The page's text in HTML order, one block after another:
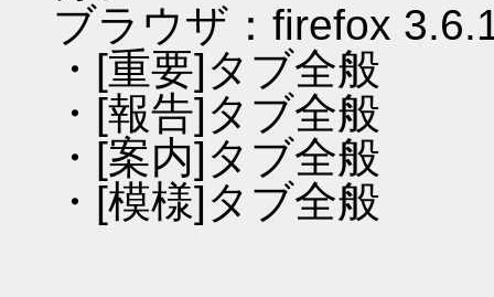
ブラウザ：firefox
・[重要]タブ全般
・[報告]タブ全般
・[案内]タブ全般
・[模様]タブ全般